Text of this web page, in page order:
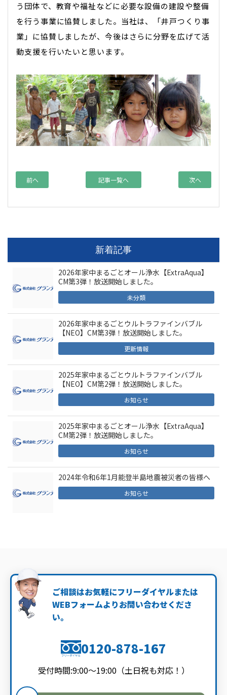
う団体で、教育や福祉などに必要な設備の建設や整備
を行う事業に協賛しました。当社は、「井戸つくり事
業」に協賛しましたが、今後はさらに分野を広げて活
動支援を行いたいと思います。
前へ 記事一覧へ 次へ
新着記事
2026年家中まるごとオール浄水【ExtraAqua】
CM第3弾！放送開始しました。
未分類
2026年家中まるごとウルトラファインバブル
【NEO】CM第3弾！放送開始しました。
更新情報
2025年家中まるごとウルトラファインバブル
【NEO】CM第2弾！放送開始しました。
お知らせ
2025年家中まるごとオール浄水【ExtraAqua】
CM第2弾！放送開始しました。
お知らせ
2024年令和6年1月能登半島地震被災者の皆様へ
お知らせ
ご相談はお気軽にフリーダイヤルまたは
WEBフォームよりお問い合わせくださ
い。
0120-878-167
受付時間:9:00～19:00（土日祝も対応！）